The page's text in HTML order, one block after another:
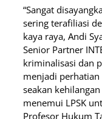
“Sangat
sering terafiliasi
kaya raya, Andi
Senior Partner
kriminalisasi dan
menjadi perhatian
seakan
menemui LPSK
Profesor Hukum